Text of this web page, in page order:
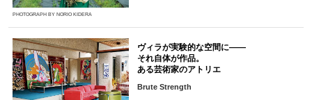
PHOTOGRAPH BY NORIO KIDERA
ヴィラが実験的な空間に――
それ自体が作品。
ある芸術家のアトリエ
Brute Strength